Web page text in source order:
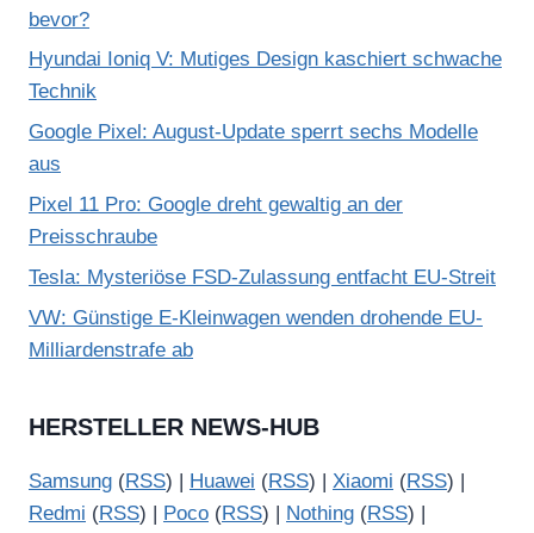
bevor?
Hyundai Ioniq V: Mutiges Design kaschiert schwache
Technik
Google Pixel: August-Update sperrt sechs Modelle
aus
Pixel 11 Pro: Google dreht gewaltig an der
Preisschraube
Tesla: Mysteriöse FSD-Zulassung entfacht EU-Streit
VW: Günstige E-Kleinwagen wenden drohende EU-
Milliardenstrafe ab
HERSTELLER NEWS-HUB
Samsung (RSS) | Huawei (RSS) | Xiaomi (RSS) |
Redmi (RSS) | Poco (RSS) | Nothing (RSS) |